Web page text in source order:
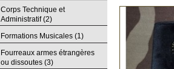
Corps Technique et
Administratif(2)
Formations Musicales (1)
Fourreaux armes étrangères
ou dissoutes (3)